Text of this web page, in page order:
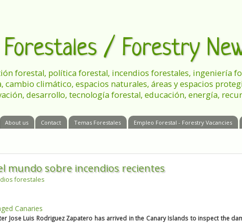
/ Forestry
forestal, política forestal, incendios forestales, ingeniería
cambio climático, espacios naturales, áreas y espacios
desarrollo, tecnología forestal, educación, energía,
About us Contact Temas Forestales Empleo Forestal - Forestry Vacancies
mundo sobre incendios recientes
forestales
Canaries
Jose Luis Rodriguez Zapatero has arrived in the Canary Islands to inspect the